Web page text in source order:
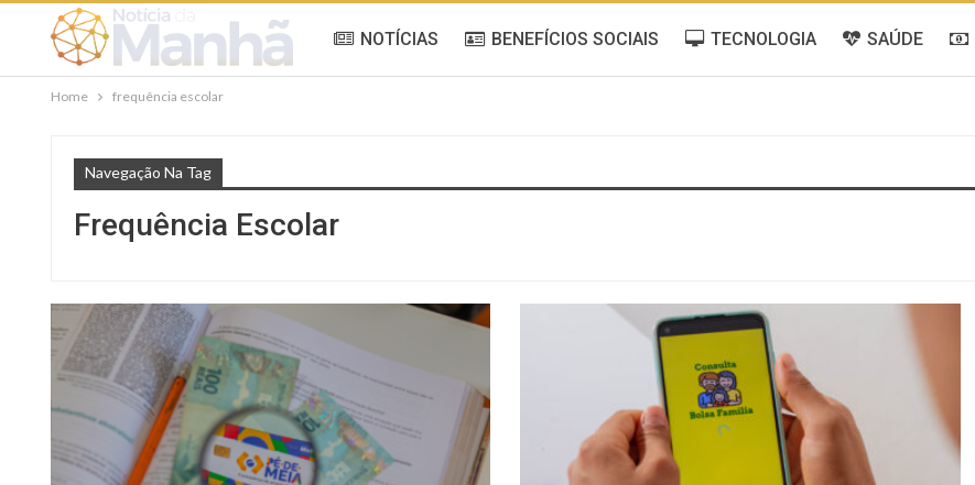
NOTÍCIAS BENEFÍCIOS SOCIAIS TECNOLOGIA SAÚDE
Home frequência escolar
Navegação Na Tag
Frequência Escolar
BENEFÍCIOS SOCIAIS